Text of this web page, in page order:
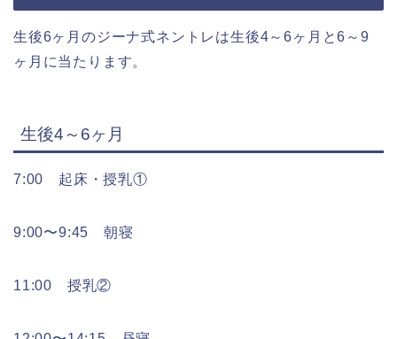
生後6ヶ月のジーナ式ネントレは生後4～6ヶ月と6～9
ヶ月に当たります。
生後4～6ヶ月
7:00 起床・授乳①
9:00〜9:45 朝寝
11:00 授乳②